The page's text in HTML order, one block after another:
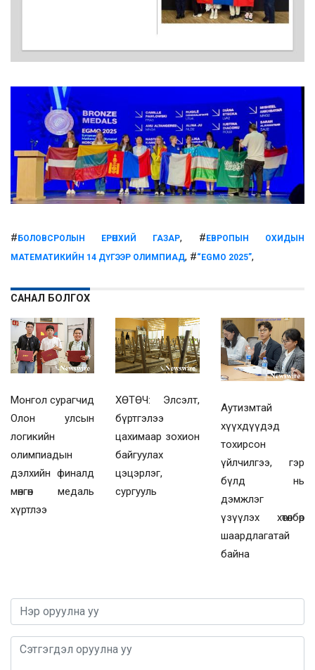
#БОЛОВСРОЛЫН ЕРӨНХИЙ ГАЗАР, #ЕВРОПЫН ОХИДЫН
МАТЕМАТИКИЙН 14 ДҮГЭЭР ОЛИМПИАД, #“EGMO 2025”,
САНАЛ БОЛГОХ
Монгол сурагчид
Олон улсын
логикийн
олимпиадын
дэлхийн финалд
мөнгөн медаль
хүртлээ
ХӨТӨЧ: Элсэлт,
бүртгэлээ
цахимаар зохион
байгуулах
цэцэрлэг,
сургууль
Аутизмтай
хүүхдүүдэд
тохирсон
үйлчилгээ, гэр
бүлд нь
дэмжлэг
үзүүлэх хөтөлбөр
шаардлагатай
байна